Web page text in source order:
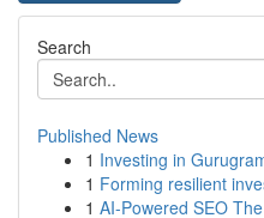
Search
Published News
1 Investing in
1 Forming resilient
1 AI-Powered SEO